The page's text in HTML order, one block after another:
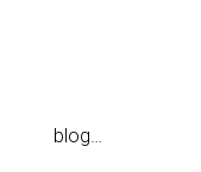
blog…